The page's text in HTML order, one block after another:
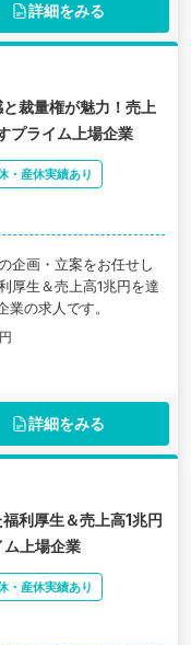
詳細をみる
裁量権が魅力！売上
プライム上場企業
・産休実績あり
企画・立案をお任せし
厚生＆売上高1兆円を達
の求人です。
詳細をみる
利厚生＆売上高1兆円
ム上場企業
・産休実績あり